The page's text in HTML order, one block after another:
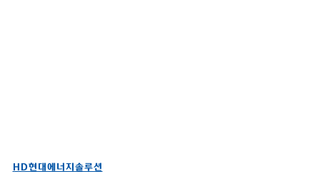
HD현대에너지솔루션